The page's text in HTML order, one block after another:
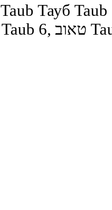
Taub Тауб Taub
Taub 6, טאוב